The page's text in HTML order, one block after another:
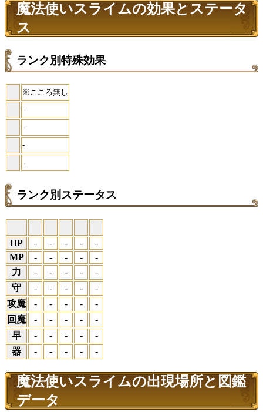
魔法使いスライムの効果とステータ
ス
ランク別特殊効果
※こころ無し
-
-
-
-
ランク別ステータス
HP - - - -
-
MP
- - - -
-
力
- - - -
-
守
- - - -
-
攻魔
- - - -
-
回魔
- - - -
-
早
- - - -
-
器
- - - - -
魔法使いスライムの出現場所と図鑑
データ